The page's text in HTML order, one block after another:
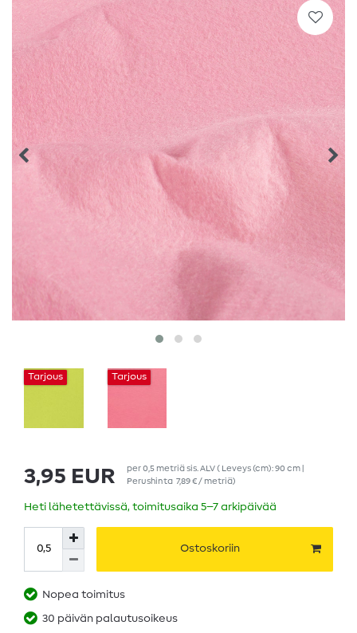
Tarjous Tarjous
3,95 EUR per0,5 metriäsis. ALV( Leveys (cm): 90 cm |
Perushinta 7,89 € / metriä)
Heti lähetettävissä, toimitusaika 5–7 arkipäivää
Ostoskoriin
Nopea toimitus
30 päivän palautusoikeus